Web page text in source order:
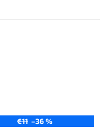
€11 –36 %